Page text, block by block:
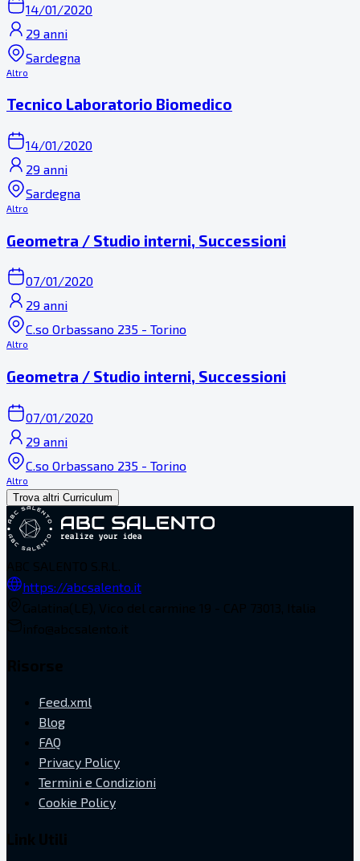
14/01/2020
29 anni
Sardegna
Altro
Tecnico Laboratorio Biomedico
14/01/2020
29 anni
Sardegna
Altro
Geometra / Studio interni, Successioni
07/01/2020
29 anni
C.so Orbassano 235 - Torino
Altro
Geometra / Studio interni, Successioni
07/01/2020
29 anni
C.so Orbassano 235 - Torino
Altro
Trova altri Curriculum
https://abcsalento.it
Feed.xml
Blog
FAQ
Privacy Policy
Termini e Condizioni
Cookie Policy